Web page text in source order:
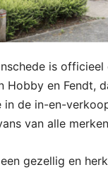
is
Hobby en Fendt,
in de in-en-
van alle
gezellig en